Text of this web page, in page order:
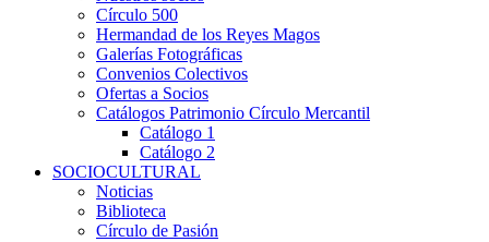
Círculo 500
Hermandad de los Reyes Magos
Galerías Fotográficas
Convenios Colectivos
Ofertas a Socios
Catálogos Patrimonio Círculo Mercantil
Catálogo 1
Catálogo 2
SOCIOCULTURAL
Noticias
Biblioteca
Círculo de Pasión